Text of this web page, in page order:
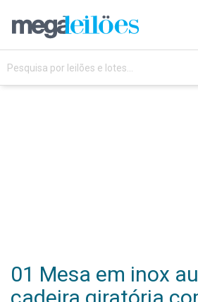
01 Mesa em inox
cadeira giratória